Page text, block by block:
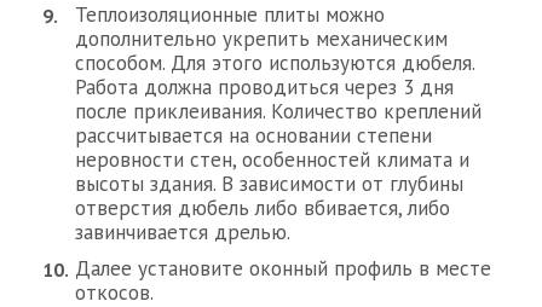
Теплоизоляционные плиты можно
дополнительно укрепить механическим
способом. Для этого используются дюбеля.
Работа должна проводиться через 3 дня
после приклеивания. Количество креплений
рассчитывается на основании степени
неровности стен, особенностей климата и
высоты здания. В зависимости от глубины
отверстия дюбель либо вбивается, либо
завинчивается дрелью.
Далее установите оконный профиль в месте
откосов.